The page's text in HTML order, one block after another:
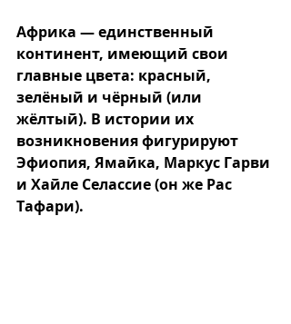
Африка — единственный
континент, имеющий свои
главные цвета: красный,
зелёный и чёрный (или
жёлтый). В истории их
возникновения фигурируют
Эфиопия, Ямайка, Маркус Гарви
и Хайле Селассие (он же Рас
Тафари).